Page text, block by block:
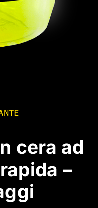
cera ad
–